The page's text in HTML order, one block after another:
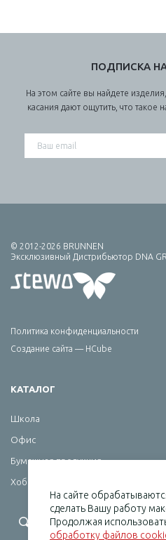
ПОДПИСКА
На этом сайте вы найдете
касания дают ощутить, что такое
© 2012-2026 BRUNNEN
Эксклюзивный Дистрибьютор DNA
Политика конфиденциальности
Создание сайта — HCube
КАТАЛОГ
Школа
Офис
Бумажная продукция
Хобби
+7 (495) 232-
На сайте
сделать Вашу работу
Продолжая
обработку файлов